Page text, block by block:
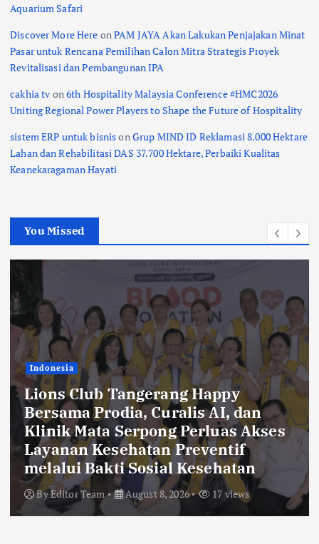
Aquarium Safari
Discover More Here onPAM JAYA Akan Lakukan Penjajakan Minat
Pasar untuk Rencana Pemilihan Calon Mitra Strategis Proyek
Revitalisasi dan Pembangunan IPA
cakhia tv on6th Hospitality Malaysia Conference #HMC2026
Uniting Regional Power Players to Shape the Future of Hospitality
sistem ERP untuk bisnisonGrup MIND ID Reklamasi 8.000 Hektare
Lahan dan Rehabilitasi DAS 37.700 Hektare, Perbaiki Kualitas
Keanekaragaman Hayati
You Missed
Indonesia
Jasa Marga Sabet Dua Penghargaan
PR di Indonesia Public Relations
Summit 2026
ByEditor Team August 8, 2026 19 views